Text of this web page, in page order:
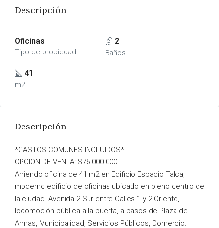
Descripción
Oficinas
Tipo de propiedad
2
Baños
41
m2
Descripción
*GASTOS COMUNES INCLUIDOS*
OPCION DE VENTA: $76.000.000
Arriendo oficina de 41 m2 en Edificio Espacio Talca,
moderno edificio de oficinas ubicado en pleno centro de
la ciudad. Avenida 2 Sur entre Calles 1 y 2 Oriente,
locomoción pública a la puerta, a pasos de Plaza de
Armas, Municipalidad, Servicios Públicos, Comercio.